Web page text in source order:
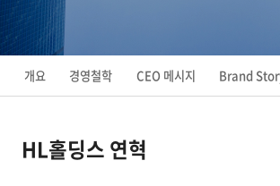
개요 경영철학 CEO 메시지 Brand
HL홀딩스 연혁